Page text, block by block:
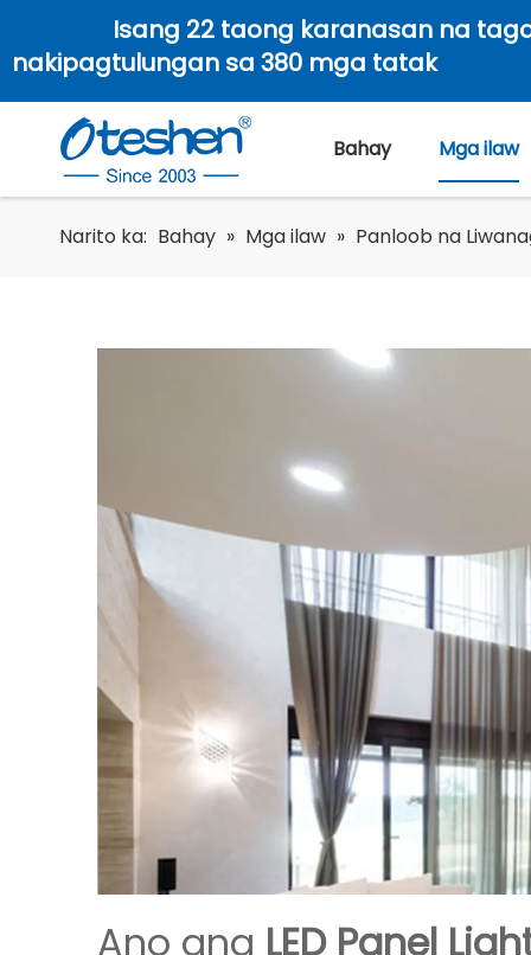
Isang 22 taong karanasan na
nakipagtulungan sa 380 mga tatak
Bahay Mga ilaw
Narito ka: Bahay » Mga ilaw » Panloob na
Ano ang LED Panel